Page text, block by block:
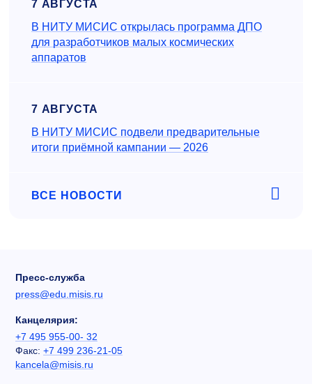
7 АВГУСТА
В НИТУ МИСИС открылась программа ДПО
для разработчиков малых космических
аппаратов
7 АВГУСТА
В НИТУ МИСИС подвели предварительные
итоги приёмной кампании — 2026
ВСЕ НОВОСТИ
Пресс-служба
press@edu.misis.ru
Канцелярия:
+7 495 955-00- 32
Факс: +7 499 236-21-05
kancela@misis.ru